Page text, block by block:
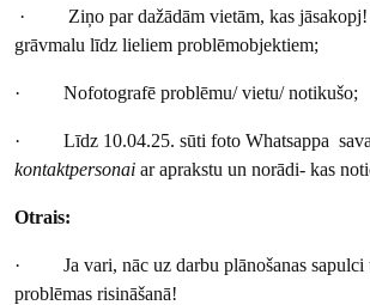
· Ziņo par dažādām vietām, kas jāsakopj!
grāvmalu līdz lieliem problēmobjektiem;
· Nofotografē problēmu/ vietu/ notikušo;
· Līdz 10.04.25. sūti foto Whatsappa sava
kontaktpersonaiar aprakstu un norādi- kas
Otrais:
· Ja vari, nāc uz darbu plānošanas sapulci
problēmas risināšanā!